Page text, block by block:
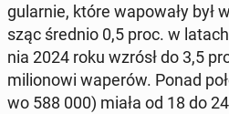
gu­lar­nie, które wa­po­wa­ły był
sząc średnio 0,5 proc. w
nia 2024 roku wzrósł do 3,5
mi­lio­no­wi waperów. Ponad
wo 588 000) miała od 18 do